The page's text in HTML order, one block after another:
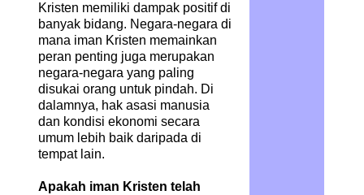
Kristen memiliki dampak positif di
banyak bidang. Negara-negara di
mana iman Kristen memainkan
peran penting juga merupakan
negara-negara yang paling
disukai orang untuk pindah. Di
dalamnya, hak asasi manusia
dan kondisi ekonomi secara
umum lebih baik daripada di
tempat lain.
Apakah iman Kristen telah